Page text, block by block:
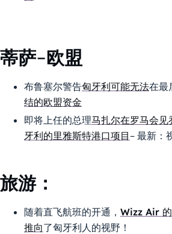
蒂萨-欧盟
布鲁塞尔警告匈牙利可能无法在最
结的欧盟资金
即将上任的总理马扎尔在罗马会
牙利的里雅斯特港口项目– 最新：
旅游：
随着直飞航班的开通， Wizz Air
推向了匈牙利人的视野！